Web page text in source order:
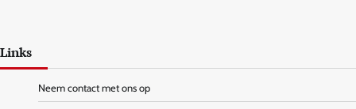
Links
Neem contact met ons op